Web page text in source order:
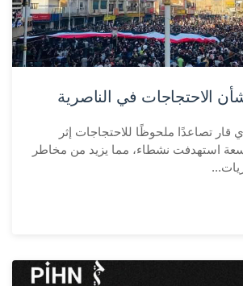
الاحتجاجات في الناصرية
تصاعدًا ملحوظًا للاحتجاجات إثر
استهدفت نشطاء، مما يزيد من مخاطر